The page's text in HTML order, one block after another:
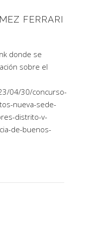
FERRARI
donde se
sobre el
04/30/concurso-
nueva-sede-
distrito-v-
de-buenos-